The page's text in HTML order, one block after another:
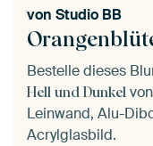
von Studio BB
Bestelle dieses
Hell und Dunkel von
Leinwand, Alu-
Acrylglasbild.